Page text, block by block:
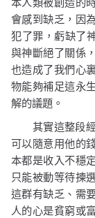
本人類被創造的
會感到缺乏，因
犯了罪，虧缺了
與神斷絕了關係
也造成了我們心
物能夠補足這永
解的議題。
其實這整段
可以隨意用他的
本都是收入不穩
只能被動等待揀
這群有缺乏、需
人的心是貧窮或